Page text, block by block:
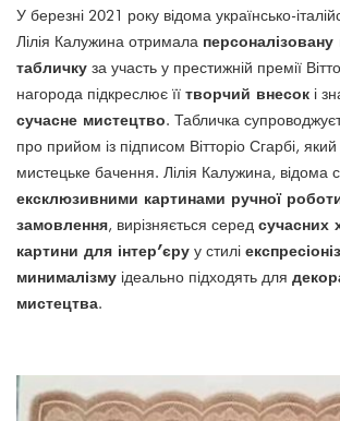
У березні 2021 року відома українсько-
Лілія Калужина отримала персоналізовану
табличку за участь у престижній премії
нагорода підкреслює її творчий внесок і
сучасне мистецтво. Табличка
про прийом із підписом Вітторіо Сгарбі, який
мистецьке бачення. Лілія Калужина, відома
ексклюзивними картинами ручної
замовлення, вирізняється серед сучасних
картини для інтер’єру у стилі
минималізму ідеально підходять для
мистецтва.